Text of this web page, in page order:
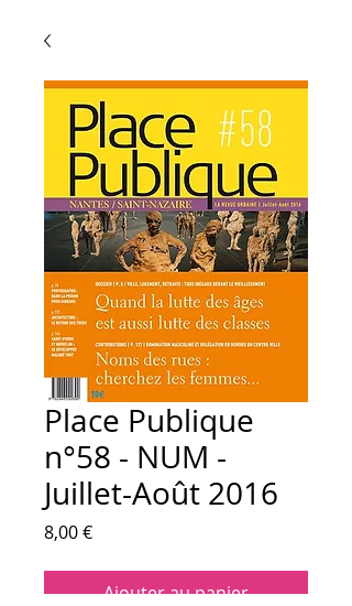
Place Publique
n°58 - NUM -
Juillet-Août 2016
8,00 €Prix
Ajouter au panier